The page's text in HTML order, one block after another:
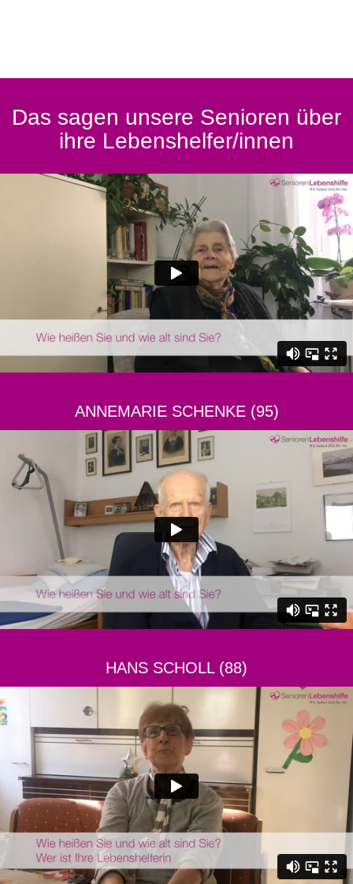
Das sagen unsere Senioren über
ihre Lebenshelfer/innen
ANNEMARIE SCHENKE (95)
HANS SCHOLL (88)